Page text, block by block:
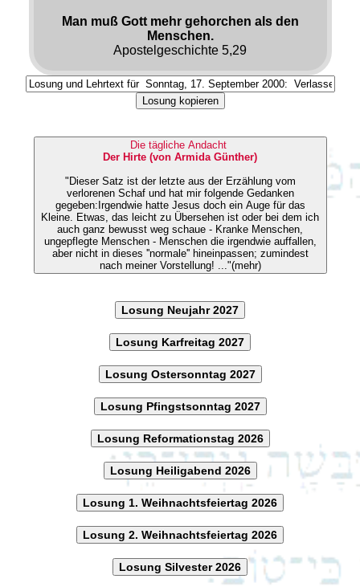
Man muß Gott mehr gehorchen als den
Menschen.
Apostelgeschichte 5,29
Losung kopieren
Die tägliche Andacht
Der Hirte (von Armida Günther)
"Dieser Satz ist der letzte aus der Erzählung vom
verlorenen Schaf und hat mir folgende Gedanken
gegeben:Irgendwie hatte Jesus doch ein Auge für das
Kleine. Etwas, das leicht zu Übersehen ist oder bei dem ich
auch ganz bewusst weg schaue - Kranke Menschen,
ungepflegte Menschen - Menschen die irgendwie auffallen,
aber nicht in dieses ''normale'' hineinpassen; zumindest
nach meiner Vorstellung! ..."(mehr)
Losung Neujahr 2027
Losung Karfreitag 2027
Losung Ostersonntag 2027
Losung Pfingstsonntag 2027
Losung Reformationstag 2026
Losung Heiligabend 2026
Losung 1. Weihnachtsfeiertag 2026
Losung 2. Weihnachtsfeiertag 2026
Losung Silvester 2026